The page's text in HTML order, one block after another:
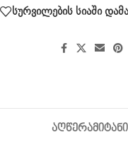
სურვილების სიაში
ᲐᲦᲬᲔᲠᲐ